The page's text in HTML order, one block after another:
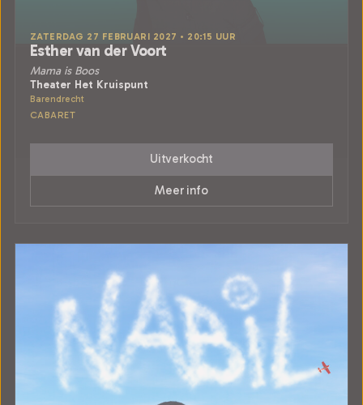
ZATERDAG 27 FEBRUARI 2027 • 20:15 UUR
Esther van der Voort
Mama is Boos
Theater Het Kruispunt
Barendrecht
CABARET
Uitverkocht
Meer info